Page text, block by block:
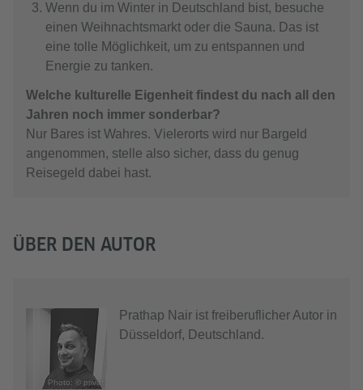
Wenn du im Winter in Deutschland bist, besuche
einen Weihnachtsmarkt oder die Sauna. Das ist
eine tolle Möglichkeit, um zu entspannen und
Energie zu tanken.
Welche kulturelle Eigenheit findest du nach all den
Jahren noch immer sonderbar?
Nur Bares ist Wahres. Vielerorts wird nur Bargeld
angenommen, stelle also sicher, dass du genug
Reisegeld dabei hast.
ÜBER DEN AUTOR
Photo: © privat
Prathap Nair ist freiberuflicher Autor in
Düsseldorf, Deutschland.